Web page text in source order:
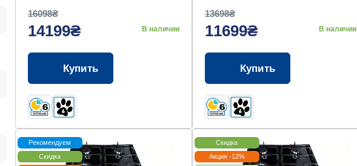
16098₴
14199₴ В наличии
Купить
13698₴
11699₴ В наличии
Купить
Рекомендуем
Скидка
Скидка
Акция -12%